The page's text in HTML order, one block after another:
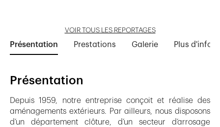
VOIR TOUS LES REPORTAGES
Présentation Prestations Galerie Plus
Présentation
Depuis 1959, notre entreprise conçoit et réalise des
aménagements extérieurs. Par ailleurs, nous disposons
d’un département clôture, d’un secteur d’arrosage